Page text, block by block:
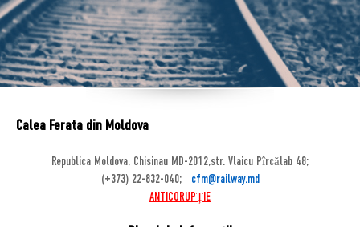
Calea Ferata din Moldova
Republica Moldova, Chisinau MD-2012,str. Vlaicu Pîrcălab 48;
(+373) 22-832-040;
cfm@railway.md
ANTICORUPȚIE